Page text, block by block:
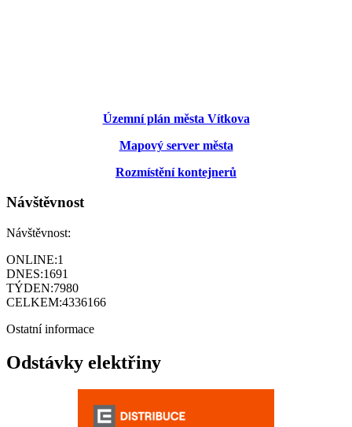
Územní plán města Vítkova
Mapový server města
Rozmístění kontejnerů
Návštěvnost
Návštěvnost:
ONLINE:1
DNES:1691
TÝDEN:7980
CELKEM:4336166
Ostatní informace
Odstávky elektřiny